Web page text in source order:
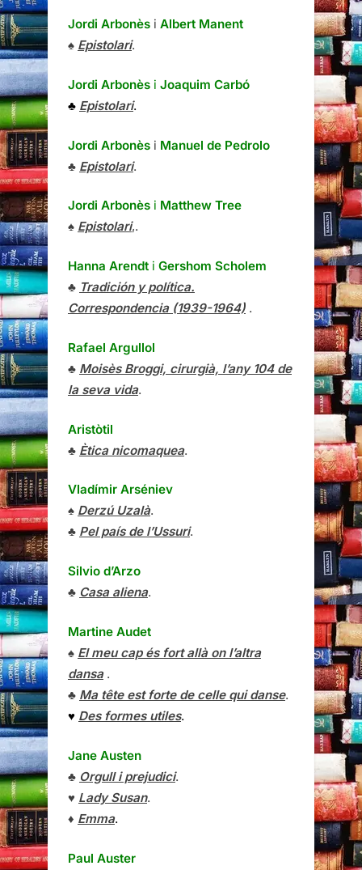
Jordi Arbonès i Albert Manent
♠ Epistolari.
Jordi Arbonès i Joaquim Carbó
♣ Epistolari.
Jordi Arbonès i Manuel de Pedrolo
♣ Epistolari.
Jordi Arbonès i Matthew Tree
♠ Epistolari,.
Hanna Arendt i Gershom Scholem
♣ Tradición y política.
Correspondencia (1939-1964) .
Rafael Argullol
♣ Moisès Broggi, cirurgià, l’any 104 de
la seva vida.
Aristòtil
♣ Ètica nicomaquea.
Vladímir Arséniev
♠ Derzú Uzalà.
♣ Pel país de l’Ussuri.
Silvio d’Arzo
♣ Casa aliena.
Martine Audet
♠ El meu cap és fort allà on l’altra
dansa.
♣ Ma tête est forte de celle qui danse.
♥ Des formes utiles.
Jane Austen
♣ Orgull i prejudici.
♥ Lady Susan.
♦ Emma.
Paul Auster